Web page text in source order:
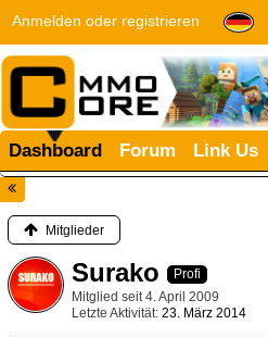
Anmelden oder registrieren
Dashboard Forum Link Us
Mitglieder
Surako
Profi
Mitglied seit 4. April 2009
Letzte Aktivität 23. März 2014